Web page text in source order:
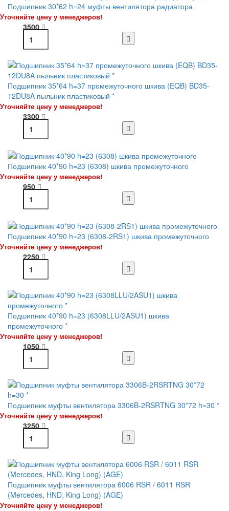
Подшипник 30*62 h=24 муфты вентилятора радиатора
Уточняйте цену у менеджеров!
3500
Подшипник 35*64 h=37 промежуточного шкива (EQB) BD35-
12DU8A пыльник пластиковый *
Уточняйте цену у менеджеров!
3300
Подшипник 40*90 h=23 (6308) шкива промежуточного
Уточняйте цену у менеджеров!
950
Подшипник 40*90 h=23 (6308-2RS1) шкива промежуточного
Уточняйте цену у менеджеров!
2250
Подшипник 40*90 h=23 (6308LLU/2ASU1) шкива
промежуточного *
Уточняйте цену у менеджеров!
1050
Подшипник муфты вентилятора 3306B-2RSRTNG 30*72 h=30 *
Уточняйте цену у менеджеров!
3250
Подшипник муфты вентилятора 6006 RSR / 6011 RSR
(Mercedes, HND, King Long) (AGE)
Уточняйте цену у менеджеров!